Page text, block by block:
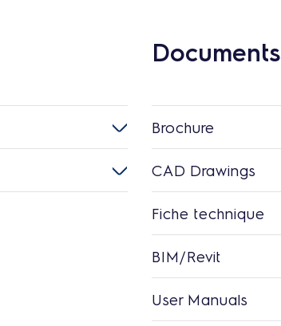
Documents
Brochure
CAD Drawings
Fiche technique
BIM/Revit
User Manuals